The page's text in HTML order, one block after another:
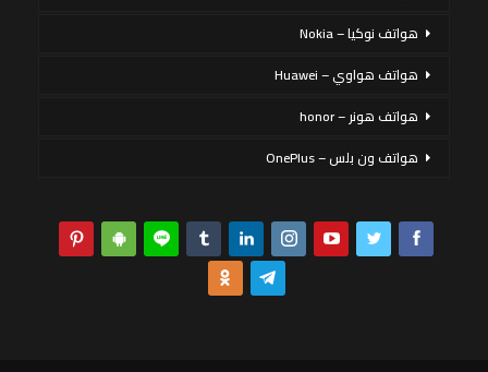
هواتف نوكيا – Nokia
هواتف هواوي – Huawei
هواتف هونر – honor
هواتف ون بلس – OnePlus